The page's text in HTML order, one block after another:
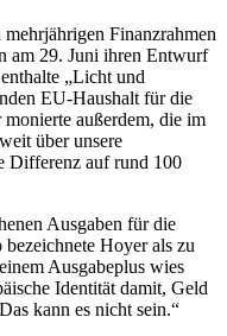
Finanzrahmen
am 29. Juni ihren Entwurf
„Licht und
EU-Haushalt für die
außerdem, die im
über unsere
Differenz auf rund 100
Ausgaben für die
Hoyer als zu
Ausgabeplus wies
Identität damit, Geld
kann es nicht sein.“